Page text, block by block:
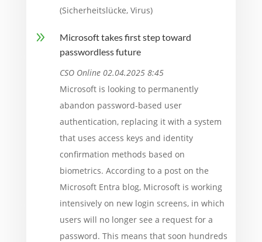
(Sicherheitslücke, Virus)
9
Microsoft takes first step toward
passwordless future
CSO Online 02.04.2025 8:45
Microsoft is looking to permanently
abandon password-based user
authentication, replacing it with a system
that uses access keys and identity
confirmation methods based on
biometrics. According to a post on the
Microsoft Entra blog, Microsoft is working
intensively on new login screens, in which
users will no longer see a request for a
password. This means that soon hundreds